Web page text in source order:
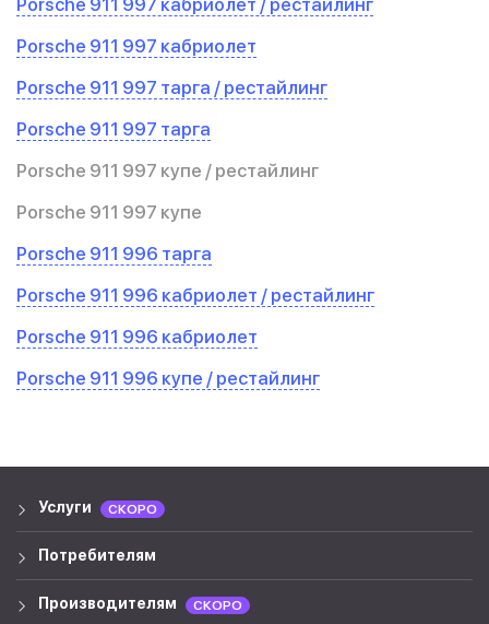
Porsche 911 997 кабриолет / рестайлинг
Porsche 911 997 кабриолет
Porsche 911 997 тарга / рестайлинг
Porsche 911 997 тарга
Porsche 911 997 купе / рестайлинг
Porsche 911 997 купе
Porsche 911 996 тарга
Porsche 911 996 кабриолет / рестайлинг
Porsche 911 996 кабриолет
Porsche 911 996 купе / рестайлинг
Услуги СКОРО
Потребителям
Производителям СКОРО